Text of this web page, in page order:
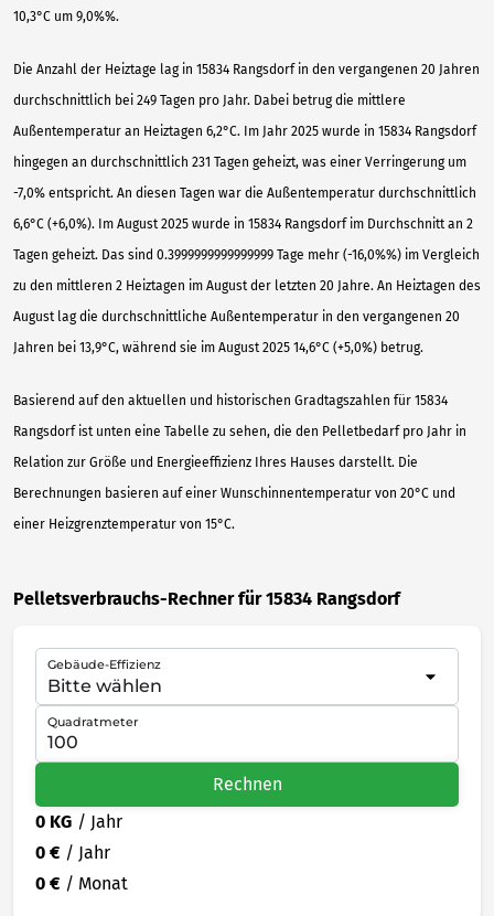
10,3°C um 9,0%%.
Die Anzahl der Heiztage lag in 15834 Rangsdorf in den vergangenen 20 Jahren
durchschnittlich bei 249 Tagen pro Jahr. Dabei betrug die mittlere
Außentemperatur an Heiztagen 6,2°C. Im Jahr 2025 wurde in 15834 Rangsdorf
hingegen an durchschnittlich 231 Tagen geheizt, was einer Verringerung um
-7,0% entspricht. An diesen Tagen war die Außentemperatur durchschnittlich
6,6°C (+6,0%). Im August 2025 wurde in 15834 Rangsdorf im Durchschnitt an 2
Tagen geheizt. Das sind 0.3999999999999999 Tage mehr (-16,0%%) im Vergleich
zu den mittleren 2 Heiztagen im August der letzten 20 Jahre. An Heiztagen des
August lag die durchschnittliche Außentemperatur in den vergangenen 20
Jahren bei 13,9°C, während sie im August 2025 14,6°C (+5,0%) betrug.
Basierend auf den aktuellen und historischen Gradtagszahlen für 15834
Rangsdorf ist unten eine Tabelle zu sehen, die den Pelletbedarf pro Jahr in
Relation zur Größe und Energieeffizienz Ihres Hauses darstellt. Die
Berechnungen basieren auf einer Wunschinnentemperatur von 20°C und
einer Heizgrenztemperatur von 15°C.
Pelletsverbrauchs-Rechner für 15834 Rangsdorf
Gebäude-Effizienz
Quadratmeter
Rechnen
0 KG / Jahr
0 € / Jahr
0 € / Monat